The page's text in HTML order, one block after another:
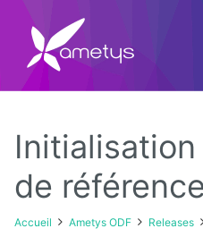
Ametys ODF
Licence
de
Accueil Ametys ODF
Releases